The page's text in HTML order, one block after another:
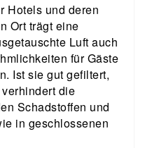
Hotels und deren
Ort trägt eine
Luft auch
für Gäste
Ist sie gut gefiltert,
die
Schadstoffen und
in geschlossenen